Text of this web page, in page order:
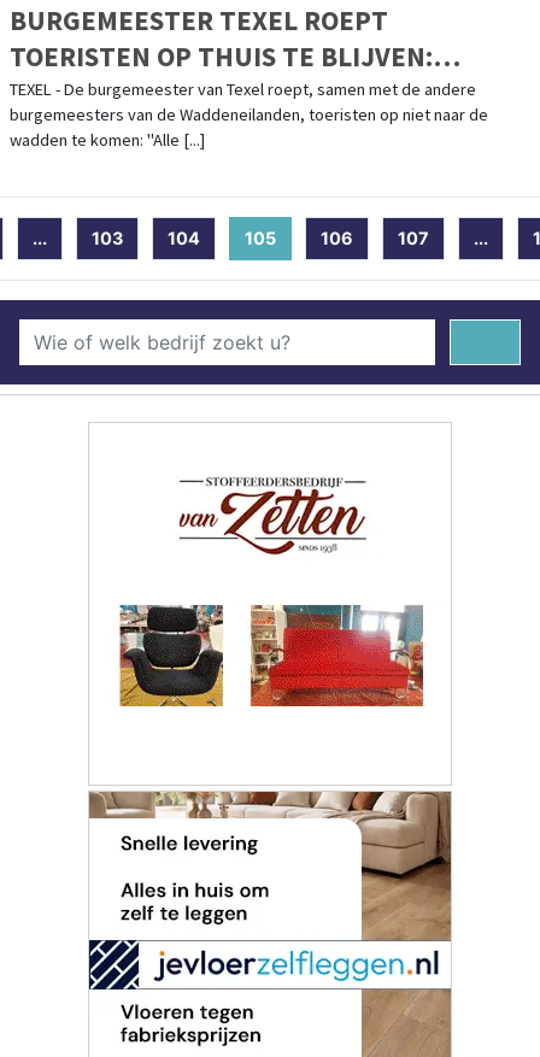
BURGEMEESTER TEXEL ROEPT
TOERISTEN OP THUIS TE BLIJVEN:
"RISICO'S VOOR EILANDERS BEPERKEN"
TEXEL - De burgemeester van Texel roept, samen met de andere
burgemeesters van de Waddeneilanden, toeristen op niet naar de
wadden te komen: "Alle [...]
... 103 104 105 (current)
106 107 ...